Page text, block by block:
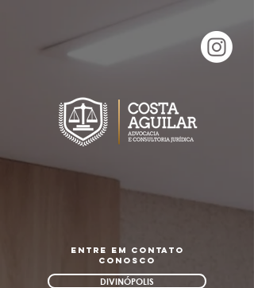
entre em contato
conosco
DIVINÓPOLIS